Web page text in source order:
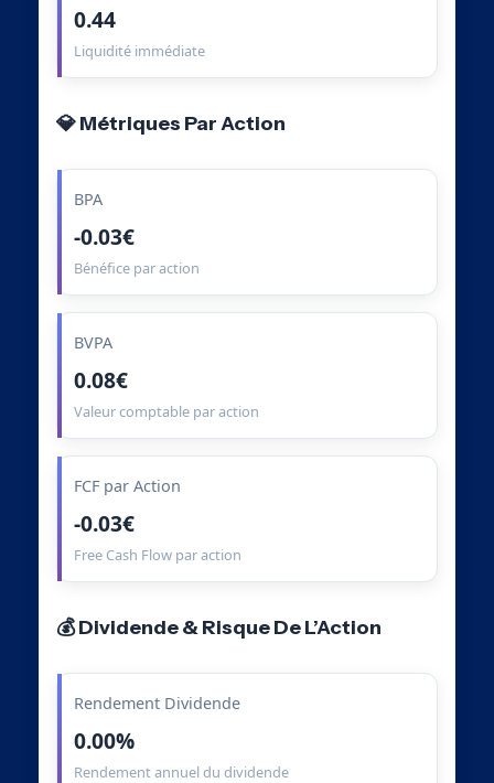
0.44
Liquidité immédiate
💎 Métriques Par Action
BPA
-0.03€
Bénéfice par action
BVPA
0.08€
Valeur comptable par action
FCF par Action
-0.03€
Free Cash Flow par action
💰 Dividende & Risque De L’Action
Rendement Dividende
0.00%
Rendement annuel du dividende